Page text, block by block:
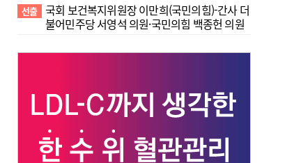
선출 국회 보건복지위원장 이만희(국민의힘)-간사 더
불어민주당 서영석 의원·국민의힘 백종헌 의원